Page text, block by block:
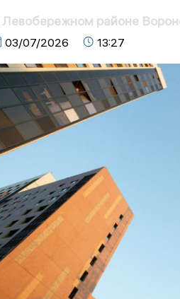
Левобережном районе
03/07/2026 13:27